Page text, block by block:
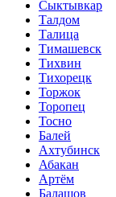
Сыктывкар
Талдом
Талица
Тимашевск
Тихвин
Тихорецк
Торжок
Торопец
Тосно
Балей
Ахтубинск
Абакан
Артём
Балашов